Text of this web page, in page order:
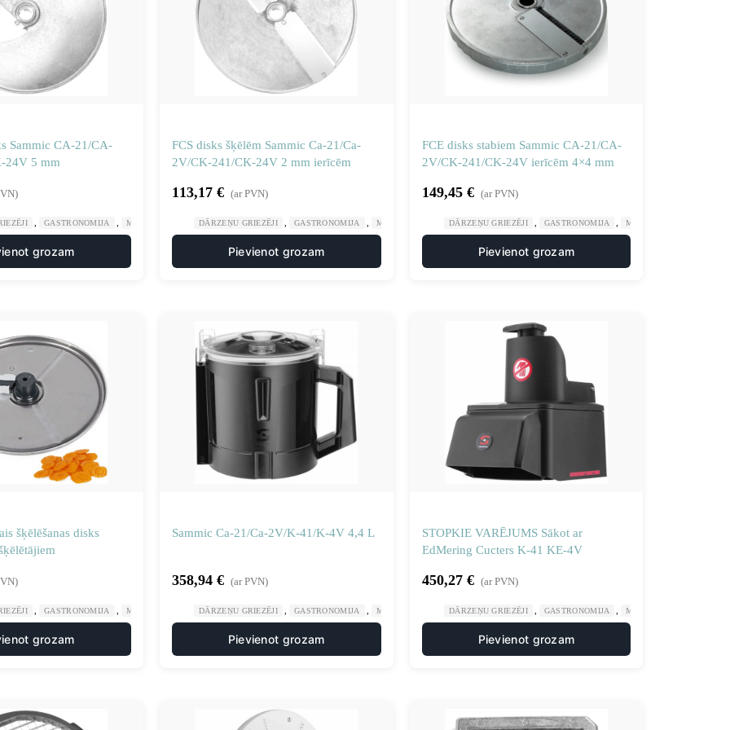
Sammic CA-21/CA-
24V 5 mm
GASTRONOMIJA MANUĀLA UN MEHĀNISKA APSTRĀDE NAŽU DISKI SMALCINĀTĀJIEM UN GRIEZĒJIEM , VIRTUVE
grozam
FCS disks šķēlēm Sammic Ca-21/Ca-
2V/CK-241/CK-24V 2 mm ierīcēm
113,17 € (ar PVN)
DĀRZEŅU GRIEZĒJI GASTRONOMIJA MANUĀLA UN MEHĀNISKA APSTRĀDE NAŽU DISKI SMALCINĀTĀJIEM UN
Pievienot grozam
FCE disks stabiem Sammic CA-21/CA-
2V/CK-241/CK-24V ierīcēm 4×4 mm
149,45 € (ar PVN)
DĀRZEŅU GRIEZĒJI GASTRONOMIJA MANUĀLA UN
Pievienot grozam
šķēlēšanas disks
GASTRONOMIJA MANUĀLA UN MEHĀNISKA APSTRĀDE NAŽU DISKI SMALCINĀTĀJIEM UN GRIEZĒJIEM , VIRTUVE
grozam
Sammic Ca-21/Ca-2V/K-41/K-4V 4,4 L
358,94 € (ar PVN)
DĀRZEŅU GRIEZĒJI GASTRONOMIJA MANUĀLA UN MEHĀNISKA APSTRĀDE NAŽU DISKI SMALCINĀTĀJIEM UN
Pievienot grozam
STOPKIE VARĒJUMS Sākot ar
EdMering Cucters K-41 KE-4V
450,27 € (ar PVN)
DĀRZEŅU GRIEZĒJI GASTRONOMIJA MANUĀLA UN
Pievienot grozam